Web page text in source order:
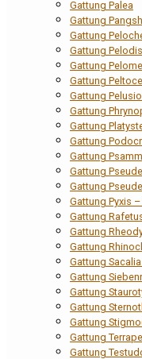
Gattung Palea
Gattung
Gattung
Gattung
Gattung
Gattung
Gattung
Gattung
Gattung
Gattung
Gattung
Gattung
Gattung
Gattung Pyxis
Gattung
Gattung
Gattung
Gattung
Gattung
Gattung
Gattung
Gattung
Gattung
Gattung